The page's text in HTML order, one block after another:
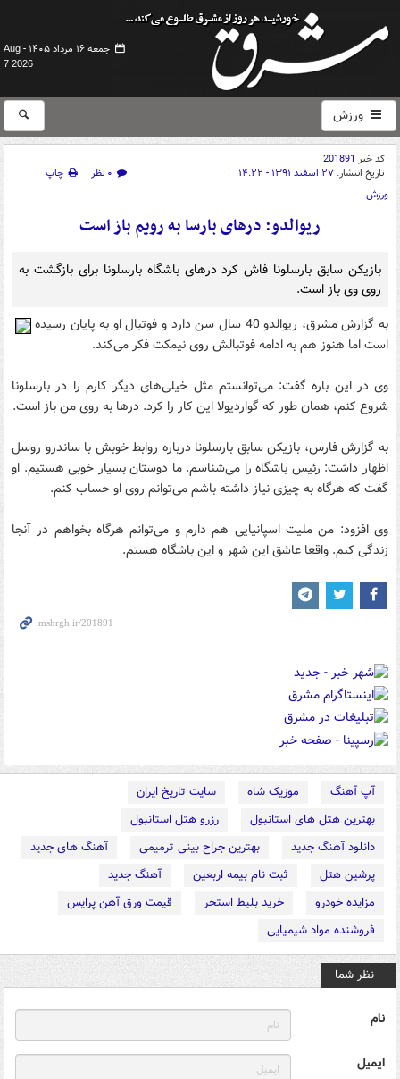
جمعه ۱۶ مرداد ۱۴۰۵ -
Aug
7 2026
ورزش
کد خبر 201891
تاریخ انتشار: ۲۷ اسفند ۱۳۹۱ - ۱۴:۲۲ ۰ نظر
چاپ
ورزش
ریوالدو: درهای بارسا به رویم باز است
بازیکن سابق بارسلونا فاش کرد درهای باشگاه بارسلونا برای بازگشت به
روی وی باز است.
به گزارش مشرق، ریوالدو 40 سال سن دارد و فوتبال او به پایان رسیده
است اما هنوز هم به ادامه فوتبالش روی نیمکت فکر می‌کند.
وی در این باره گفت:‌ می‌توانستم مثل خیلی‌های دیگر کارم را در بارسلونا
شروع کنم، همان طور که گواردیولا این کار را کرد. درها به روی من باز است.
به گزارش فارس، بازیکن سابق بارسلونا درباره روابط خوبش با ساندرو روسل
اظهار داشت: رئیس باشگاه را می‌شناسم. ما دوستان بسیار خوبی هستیم. او
گفت که هرگاه به چیزی نیاز داشته باشم می‌توانم روی او حساب کنم.
وی افزود: من ملیت اسپانیایی هم دارم و می‌توانم هرگاه بخواهم در آنجا
زندگی کنم. واقعا عاشق این شهر و این باشگاه هستم.
آپ آهنگ موزیک شاه
سایت تاریخ ایران
بهترین هتل های استانبول
رزرو هتل استانبول
دانلود آهنگ جدید
بهترین جراح بینی ترمیمی
آهنگ های جدید
پرشین هتل
ثبت نام بیمه اربعین
آهنگ جدید
مزایده خودرو
خرید بلیط استخر
قیمت ورق آهن پرایس
فروشنده مواد شیمیایی
نظر شما
نام
ایمیل